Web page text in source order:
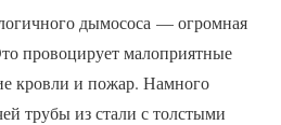
дымососа — огромная
провоцирует малоприятные
кровли и пожар. Намного
трубы из стали с толстыми